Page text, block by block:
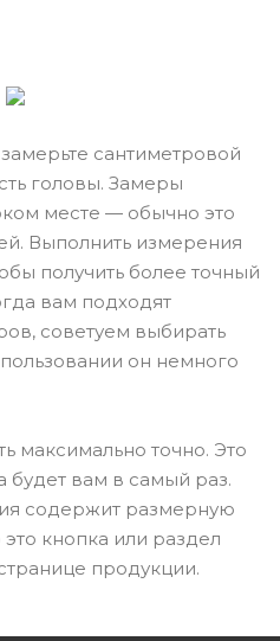
сантиметровой
головы. Замеры
месте — обычно это
Выполнить измерения
получить более точный
вам подходят
советуем выбирать
он немного
максимально точно. Это
будет вам в самый раз.
содержит размерную
кнопка или раздел
продукции.